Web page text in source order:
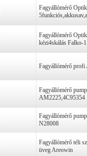
Fagyállómérő
Fagyállómérő
kézi4skálás Falko-1
Fagyállómérő profi
Fagyállómérő
AM2225,4C95354
Fagyállómérő
N28008
Fagyállómérő téli
üveg Areowin